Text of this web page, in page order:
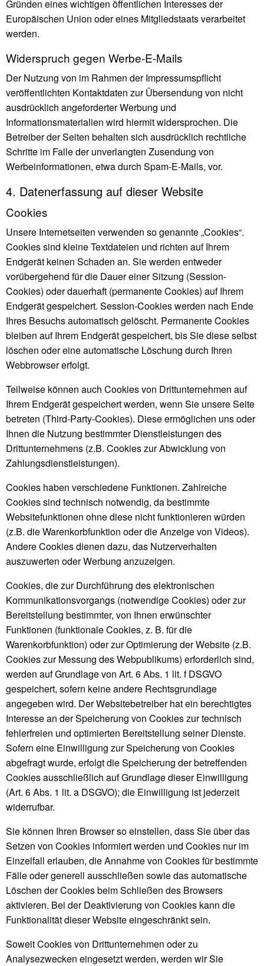
Gründen eines wichtigen öffentlichen Interesses der
Europäischen Union oder eines Mitgliedstaats verarbeitet
werden.
Widerspruch gegen Werbe-E-Mails
Der Nutzung von im Rahmen der Impressumspflicht
veröffentlichten Kontaktdaten zur Übersendung von nicht
ausdrücklich angeforderter Werbung und
Informationsmaterialien wird hiermit widersprochen. Die
Betreiber der Seiten behalten sich ausdrücklich rechtliche
Schritte im Falle der unverlangten Zusendung von
Werbeinformationen, etwa durch Spam-E-Mails, vor.
4. Datenerfassung auf dieser Website
Cookies
Unsere Internetseiten verwenden so genannte „Cookies“.
Cookies sind kleine Textdateien und richten auf Ihrem
Endgerät keinen Schaden an. Sie werden entweder
vorübergehend für die Dauer einer Sitzung (Session-
Cookies) oder dauerhaft (permanente Cookies) auf Ihrem
Endgerät gespeichert. Session-Cookies werden nach Ende
Ihres Besuchs automatisch gelöscht. Permanente Cookies
bleiben auf Ihrem Endgerät gespeichert, bis Sie diese selbst
löschen oder eine automatische Löschung durch Ihren
Webbrowser erfolgt.
Teilweise können auch Cookies von Drittunternehmen auf
Ihrem Endgerät gespeichert werden, wenn Sie unsere Seite
betreten (Third-Party-Cookies). Diese ermöglichen uns oder
Ihnen die Nutzung bestimmter Dienstleistungen des
Drittunternehmens (z.B. Cookies zur Abwicklung von
Zahlungsdienstleistungen).
Cookies haben verschiedene Funktionen. Zahlreiche
Cookies sind technisch notwendig, da bestimmte
Websitefunktionen ohne diese nicht funktionieren würden
(z.B. die Warenkorbfunktion oder die Anzeige von Videos).
Andere Cookies dienen dazu, das Nutzerverhalten
auszuwerten oder Werbung anzuzeigen.
Cookies, die zur Durchführung des elektronischen
Kommunikationsvorgangs (notwendige Cookies) oder zur
Bereitstellung bestimmter, von Ihnen erwünschter
Funktionen (funktionale Cookies, z. B. für die
Warenkorbfunktion) oder zur Optimierung der Website (z.B.
Cookies zur Messung des Webpublikums) erforderlich sind,
werden auf Grundlage von Art. 6 Abs. 1 lit. f DSGVO
gespeichert, sofern keine andere Rechtsgrundlage
angegeben wird. Der Websitebetreiber hat ein berechtigtes
Interesse an der Speicherung von Cookies zur technisch
fehlerfreien und optimierten Bereitstellung seiner Dienste.
Sofern eine Einwilligung zur Speicherung von Cookies
abgefragt wurde, erfolgt die Speicherung der betreffenden
Cookies ausschließlich auf Grundlage dieser Einwilligung
(Art. 6 Abs. 1 lit. a DSGVO); die Einwilligung ist jederzeit
widerrufbar.
Sie können Ihren Browser so einstellen, dass Sie über das
Setzen von Cookies informiert werden und Cookies nur im
Einzelfall erlauben, die Annahme von Cookies für bestimmte
Fälle oder generell ausschließen sowie das automatische
Löschen der Cookies beim Schließen des Browsers
aktivieren. Bei der Deaktivierung von Cookies kann die
Funktionalität dieser Website eingeschränkt sein.
Soweit Cookies von Drittunternehmen oder zu
Analysezwecken eingesetzt werden, werden wir Sie